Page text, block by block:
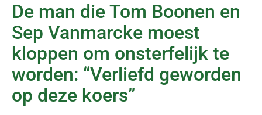
De man die Tom Boonen en
Sep Vanmarcke moest
kloppen om onsterfelijk te
worden: “Verliefd geworden
op deze koers”